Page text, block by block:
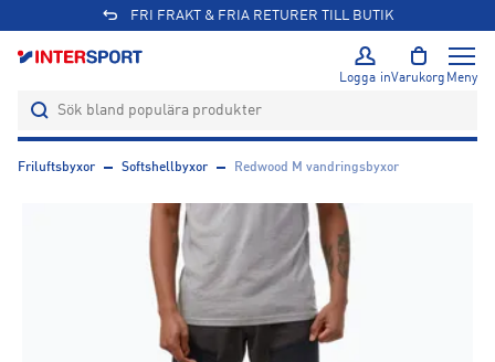
FRI FRAKT & FRIA RETURER TILL BUTIK
Logga inVarukorg Meny
Friluftsbyxor Softshellbyxor Redwood M vandringsbyxor